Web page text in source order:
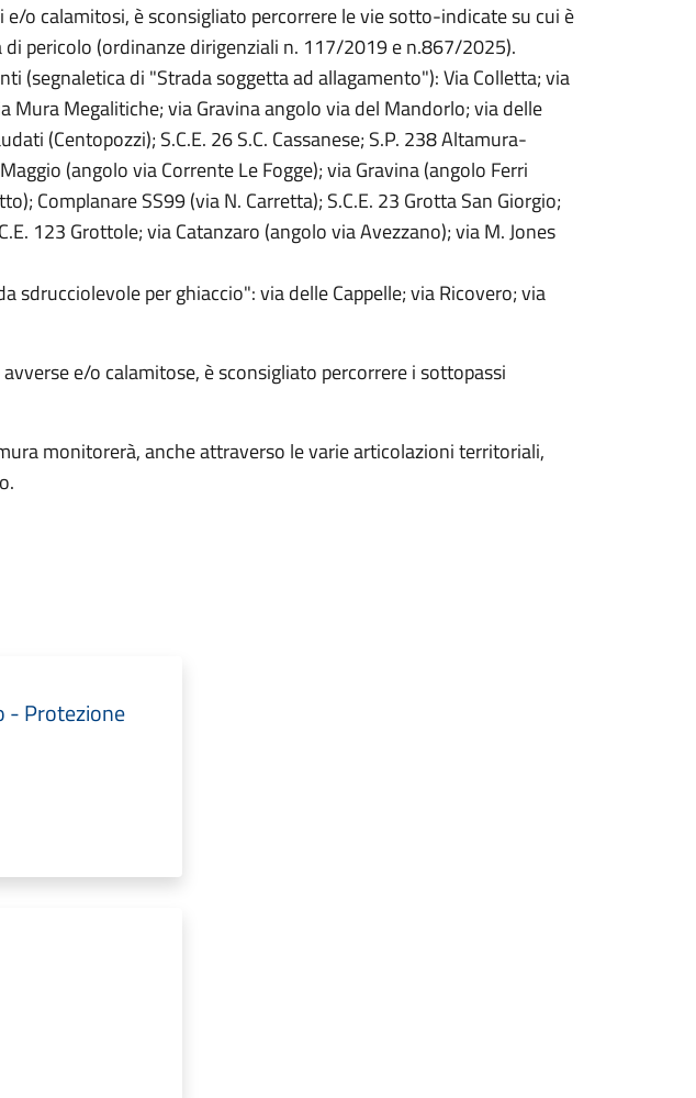
o calamitosi, è sconsigliato percorrere le vie sotto-indicate su cui è
pericolo (ordinanze dirigenziali n. 117/2019 e n.867/2025).
(segnaletica di "Strada soggetta ad allagamento"): Via Colletta; via
Mura Megalitiche; via Gravina angolo via del Mandorlo; via delle
(Centopozzi); S.C.E. 26 S.C. Cassanese; S.P. 238 Altamura-
(angolo via Corrente Le Fogge); via Gravina (angolo Ferri
Complanare SS99 (via N. Carretta); S.C.E. 23 Grotta San Giorgio;
123 Grottole; via Catanzaro (angolo via Avezzano); via M. Jones
sdrucciolevole per ghiaccio": via delle Cappelle; via Ricovero; via
e/o calamitose, è sconsigliato percorrere i sottopassi
monitorerà, anche attraverso le varie articolazioni territoriali,
- Protezione